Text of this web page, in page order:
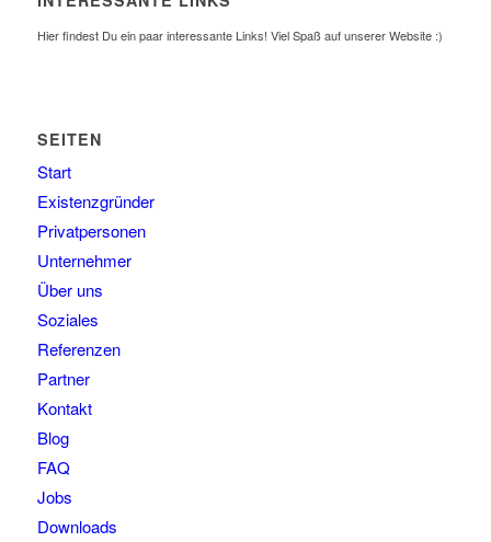
Hier findest Du ein paar interessante Links! Viel Spaß auf unserer Website :)
SEITEN
Start
Existenzgründer
Privatpersonen
Unternehmer
Über uns
Soziales
Referenzen
Partner
Kontakt
Blog
FAQ
Jobs
Downloads